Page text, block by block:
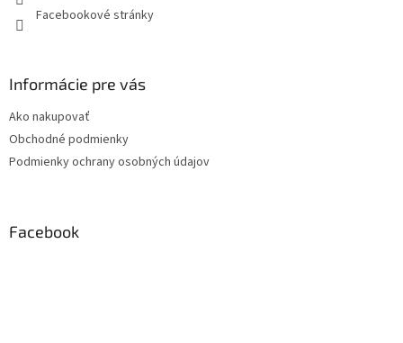
Facebookové stránky
Informácie pre vás
Ako nakupovať
Obchodné podmienky
Podmienky ochrany osobných údajov
Facebook